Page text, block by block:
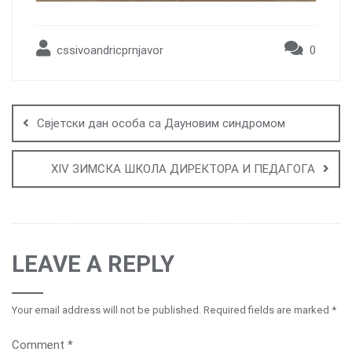
cssivoandricprnjavor 0
navigation
Свјетски дан особа са Дауновим синдромом
XIV ЗИМСКА ШКОЛА ДИРЕКТОРА И ПЕДАГОГА
LEAVE A REPLY
Your email address will not be published. Required fields are marked *
Comment *